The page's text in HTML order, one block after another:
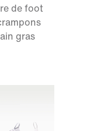
de foot
gras